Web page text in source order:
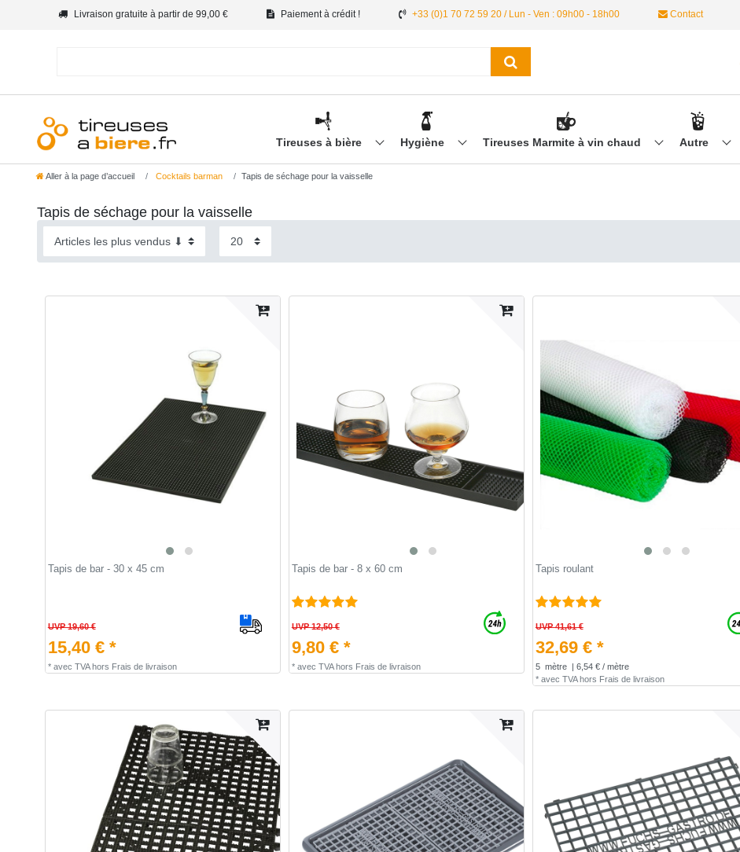
Livraison gratuite à partir de 99,00 € Paiement à crédit ! +33 (0)1 70 72 59 20 / Lun - Ven : 09h00 - 18h00 Contact
Tireuses à bière Hygiène Tireuses Marmite à vin chaud Autre
Aller à la page d’accueil Cocktails barman Tapis de séchage pour la vaisselle
Tapis de séchage pour la vaisselle
Tapis de bar - 30 x 45 cm
UVP 19,60 €
15,40 € *
* avec TVAhors Frais de livraison
Tapis de bar - 8 x 60 cm
UVP 12,50 €
9,80 € *
* avec TVAhors Frais de livraison
Tapis roulant
UVP 41,61 €
32,69 € *
5 mètre
| 6,54 € / mètre
* avec TVAhors Frais de livraison